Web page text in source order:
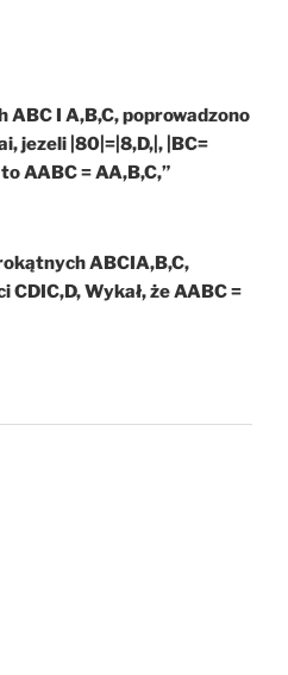
ABC I A,B,C, poprowadzono
jezeli |80|=|8,D,|, |BC=
AABC = AA,B,C,”
ABCIA,B,C,
Wykał, że AABC =